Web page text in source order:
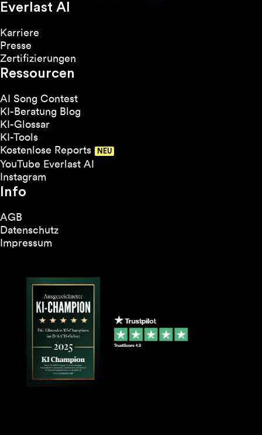
Everlast AI
Karriere
Presse
Zertifizierungen
Ressourcen
AI Song Contest
KI-Beratung Blog
KI-Glossar
KI-Tools
Kostenlose Reports
YouTube Everlast AI
Instagram
Info
AGB
Datenschutz
Impressum